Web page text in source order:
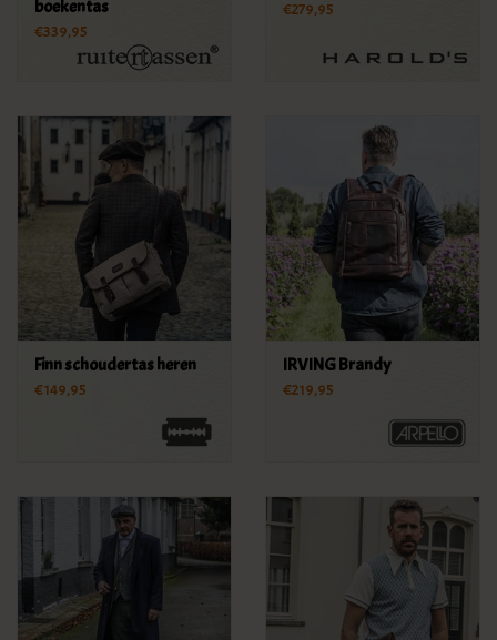
boekentas
€339,95
€279,95
Finn schoudertas heren
€149,95
IRVING Brandy
€219,95